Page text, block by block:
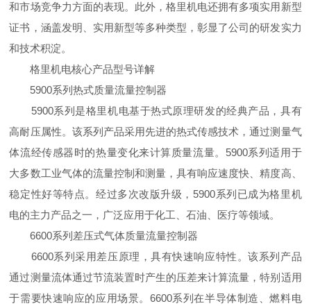
和市场竞争力方面的表现。此外，格里机电还拥有多项实用新型
证书，涵盖发明、实用新型等多种类型，彰显了公司的研发实力
和技术积淀。
格里机电核心产品型号详解
5900系列热式质量流量控制器
5900系列是格里机电基于热式原理研发的经典产品，具有
高耐压属性。该系列产品采用先进的热式传感技术，通过测量气
体流经传感器时的热量变化来计算质量流量。5900系列适用于
大多数工业气体的流量控制和测量，具有响应速度快、精度高、
稳定性好等特点。经过多次改版升级，5900系列已成为格里机
电的主力产品之一，广泛应用于化工、石油、医疗等领域。
6600系列差压式气体质量流量控制器
6600系列采用差压原理，具有快速响应特性。该系列产品
通过测量流体通过节流装置时产生的压差来计算流量，特别适用
于需要快速响应的应用场景。6600系列在半导体制造、燃料电